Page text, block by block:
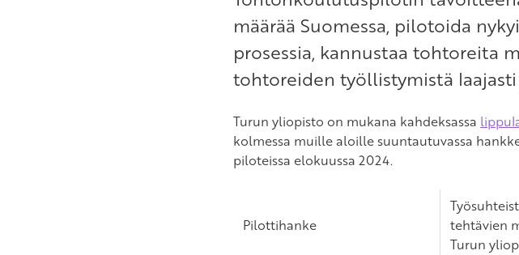
määrää Suomessa, pilotoida
prosessia, kannustaa tohtoreita
tohtoreiden työllistymistä
Turun yliopisto on mukana kahdeksassa
kolmessa muille aloille suuntautuvassa
piloteissa elokuussa 2024.
Pilottihanke
tehtävien
Turun